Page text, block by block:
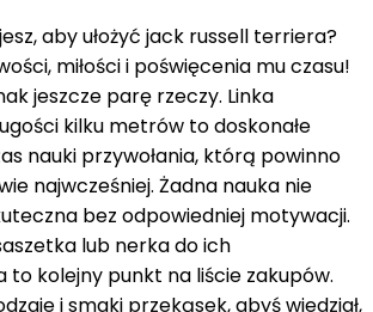
aby ułożyć jack russell terriera?
miłości i poświęcenia mu czasu!
jeszcze parę rzeczy. Linka
kilku metrów to doskonałe
nauki przywołania, którą powinno
najwcześniej. Żadna nauka nie
bez odpowiedniej motywacji.
lub nerka do ich
to kolejny punkt na liście zakupów.
i smaki przekąsek, abyś wiedział,